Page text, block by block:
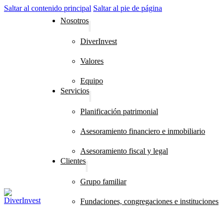
Saltar al contenido principal Saltar al pie de página
Nosotros
DiverInvest
Valores
Equipo
Servicios
Planificación patrimonial
Asesoramiento financiero e inmobiliario
Asesoramiento fiscal y legal
Clientes
Grupo familiar
Fundaciones, congregaciones e instituciones